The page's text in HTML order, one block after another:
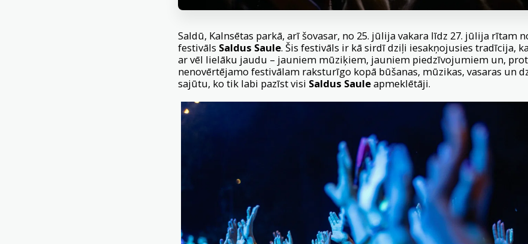
Saldū, Kalnsētas parkā, arī šovasar, no 25. jūlija vakara līdz 27. jūlija rītam
festivāls Saldus Saule. Šis festivāls ir kā sirdī dziļi iesakņojusies tradīcija,
ar vēl lielāku jaudu – jauniem mūziķiem, jauniem piedzīvojumiem un,
nenovērtējamo festivālam raksturīgo kopā būšanas, mūzikas, vasaras un
sajūtu, ko tik labi pazīst visi Saldus Sauleapmeklētāji.